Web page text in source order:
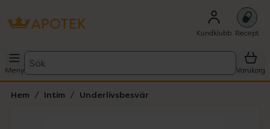
Kundklubb Recept
Meny
Sök
Varukorg
Hem Intim Underlivsbesvär